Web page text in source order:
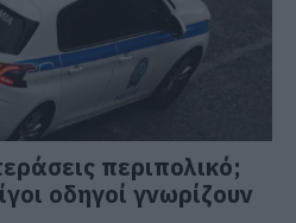
περιπολικό;
οδηγοί γνωρίζουν